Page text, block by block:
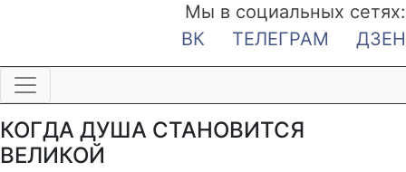
Мы в социальных сетях:
ВК
ТЕЛЕГРАМ ДЗЕН
КОГДА ДУША СТАНОВИТСЯ
ВЕЛИКОЙ